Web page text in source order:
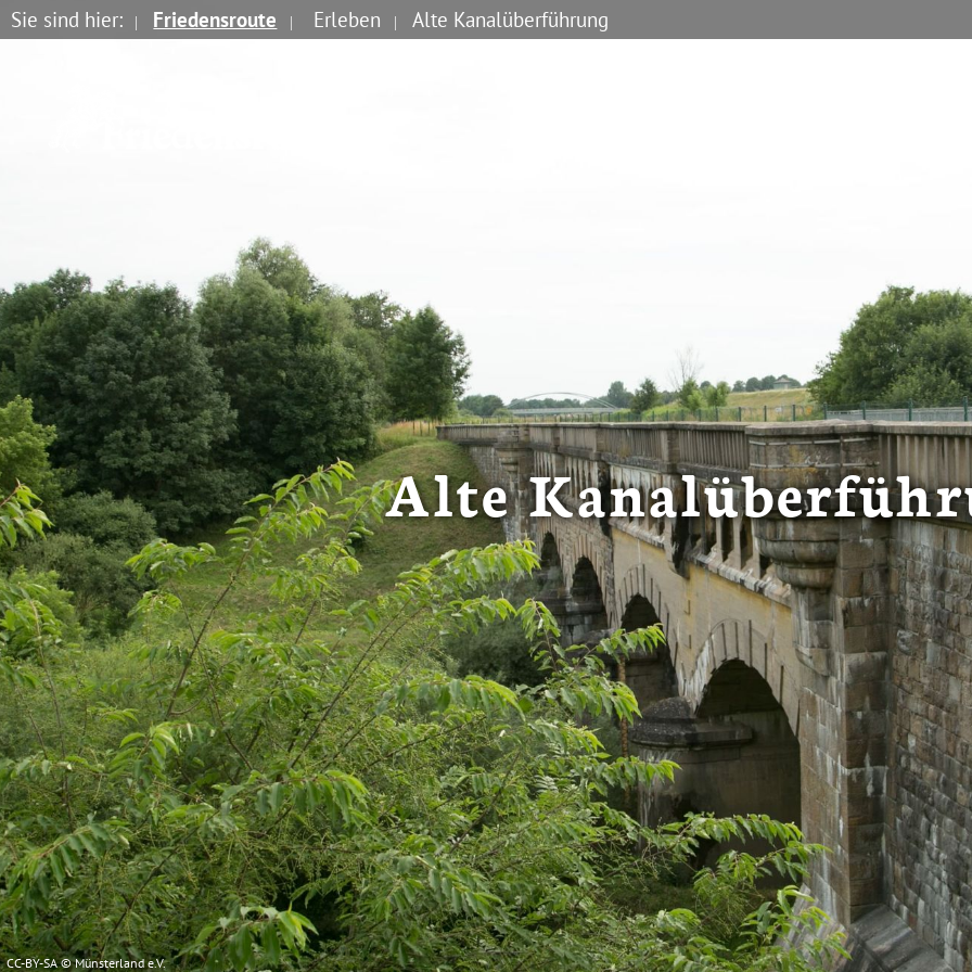
Sie sind hier: Friedensroute Erleben Alte Kanalüberführung
Alte
CC-BY-SA © Münsterland e.V.